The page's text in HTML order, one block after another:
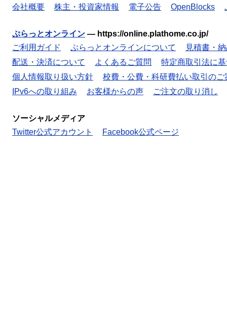
会社概要 株主・投資家情報 電子公告 OpenBlocks
ぷらっとオンライン — https://online.plathome.co.jp/
ご利用ガイド
ぷらっとオンラインについて
見積書・
配送・決済について
よくあるご質問
特定商取引法に
個人情報取り扱い方針
校費・公費・科研費払い取引のご
IPv6への取り組み
お客様からの声 ご注文の取り消し
ソーシャルメディア
Twitter公式アカウント
Facebook公式ページ